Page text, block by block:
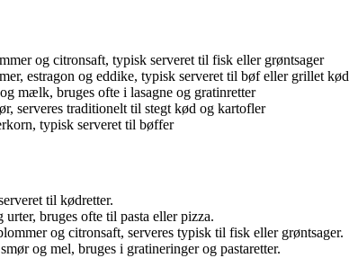
og citronsaft, typisk serveret til fisk eller grøntsager
estragon og eddike, typisk serveret til bøf eller grillet kød
mælk, bruges ofte i lasagne og gratinretter
serveres traditionelt til stegt kød og kartofler
typisk serveret til bøffer
til kødretter.
bruges ofte til pasta eller pizza.
og citronsaft, serveres typisk til fisk eller grøntsager.
og mel, bruges i gratineringer og pastaretter.